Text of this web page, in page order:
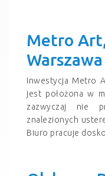
Metro
Warszawa
Inwestycja Metro
jest położona w
zazwyczaj nie
znalezionych
Biuro pracuje